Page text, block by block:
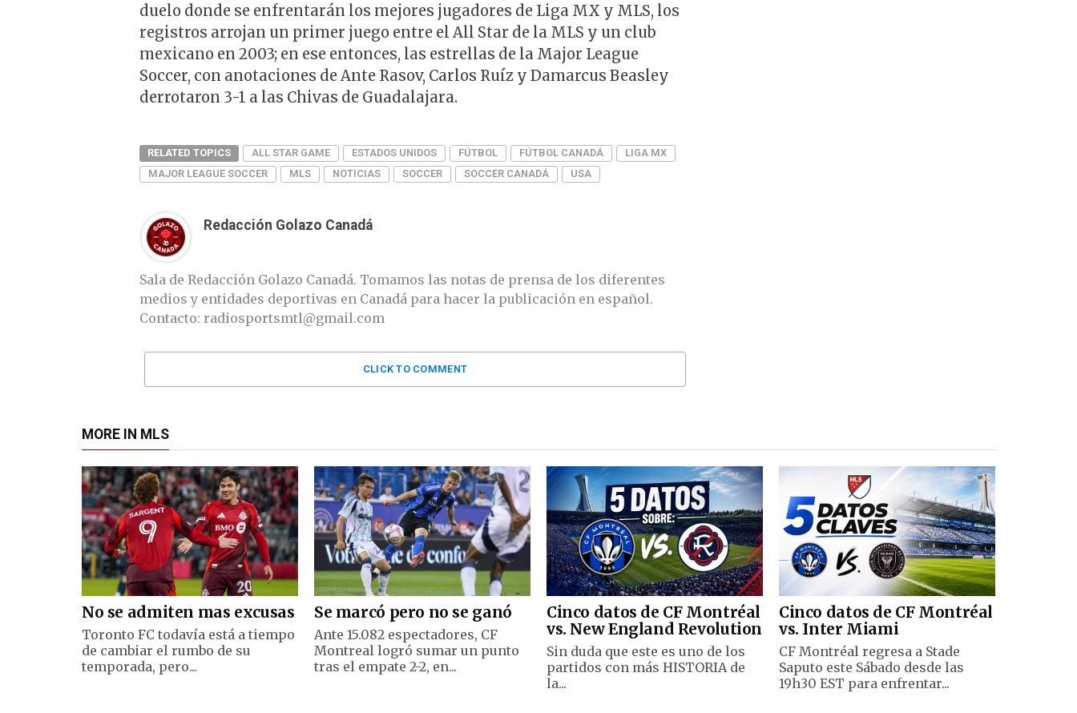
duelo donde se enfrentarán los mejores jugadores de Liga MX y MLS, los
registros arrojan un primer juego entre el All Star de la MLS y un club
mexicano en 2003; en ese entonces, las estrellas de la Major League
Soccer, con anotaciones de Ante Rasov, Carlos Ruíz y Damarcus Beasley
derrotaron 3-1 a las Chivas de Guadalajara.
RELATED TOPICS ALL STAR GAME ESTADOS UNIDOS FÚTBOL FÚTBOL CANADÁ
LIGA MX
MAJOR LEAGUE SOCCER
MLS NOTICIAS SOCCER SOCCER CANADÁ USA
Redacción Golazo Canadá
Sala de Redacción Golazo Canadá. Tomamos las notas de prensa de los diferentes
medios y entidades deportivas en Canadá para hacer la publicación en español.
Contacto: radiosportsmtl@gmail.com
CLICK TO COMMENT
MORE IN MLS
No se admiten mas excusas
Toronto FC todavía está a tiempo
de cambiar el rumbo de su
temporada, pero...
Se marcó pero no se ganó
Ante 15.082 espectadores, CF
Montreal logró sumar un punto
tras el empate 2-2, en...
Cinco datos de CF Montréal
vs. New England Revolution
Sin duda que este es uno de los
partidos con más HISTORIA de
la...
Cinco datos de CF Montréal
vs. Inter Miami
CF Montréal regresa a Stade
Saputo este Sábado desde las
19h30 EST para enfrentar...